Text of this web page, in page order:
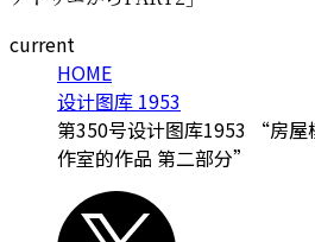
current
HOME
设计图库 1953
第350号设计图库1953 “房
作室的作品 第二部分”